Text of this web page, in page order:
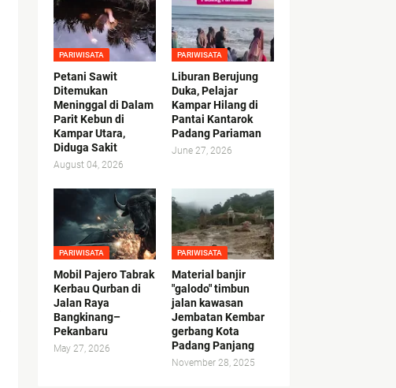
PARIWISATA
Petani Sawit
Ditemukan
Meninggal di Dalam
Parit Kebun di
Kampar Utara,
Diduga Sakit
August 04, 2026
PARIWISATA
Liburan Berujung
Duka, Pelajar
Kampar Hilang di
Pantai Kantarok
Padang Pariaman
June 27, 2026
PARIWISATA
Mobil Pajero Tabrak
Kerbau Qurban di
Jalan Raya
Bangkinang–
Pekanbaru
May 27, 2026
PARIWISATA
Material banjir
"galodo" timbun
jalan kawasan
Jembatan Kembar
gerbang Kota
Padang Panjang
November 28, 2025